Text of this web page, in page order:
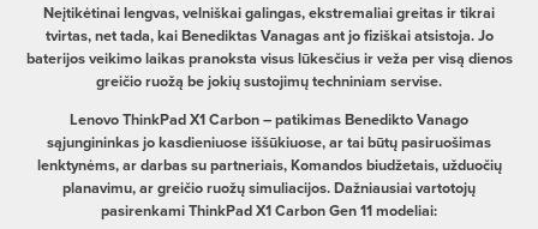
Neįtikėtinai lengvas, velniškai galingas, ekstremaliai greitas ir tikrai
tvirtas, net tada, kai Benediktas Vanagas ant jo fiziškai atsistoja. Jo
baterijos veikimo laikas pranoksta visus lūkesčius ir veža per visą dienos
greičio ruožą be jokių sustojimų techniniam servise.
Lenovo ThinkPad X1 Carbon – patikimas Benedikto Vanago
sąjungininkas jo kasdieniuose iššūkiuose, ar tai būtų pasiruošimas
lenktynėms, ar darbas su partneriais, Komandos biudžetais, užduočių
planavimu, ar greičio ruožų simuliacijos. Dažniausiai vartotojų
pasirenkami ThinkPad X1 Carbon Gen 11 modeliai: